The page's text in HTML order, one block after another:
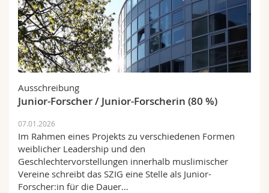
Ausschreibung
Junior-Forscher / Junior-Forscherin (80 %)
07.01.2026
Im Rahmen eines Projekts zu verschiedenen Formen
weiblicher Leadership und den
Geschlechtervorstellungen innerhalb muslimischer
Vereine schreibt das SZIG eine Stelle als Junior-
Forscher:in für die Dauer…